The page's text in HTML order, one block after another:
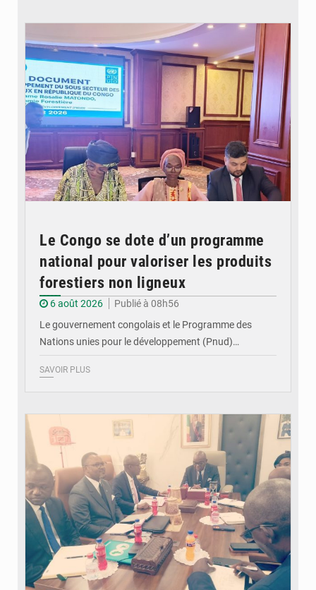
Le Congo se dote d’un programme
national pour valoriser les produits
forestiers non ligneux
6 août 2026
Publié à 08h56
Le gouvernement congolais et le Programme des
Nations unies pour le développement (Pnud)…
SAVOIR PLUS